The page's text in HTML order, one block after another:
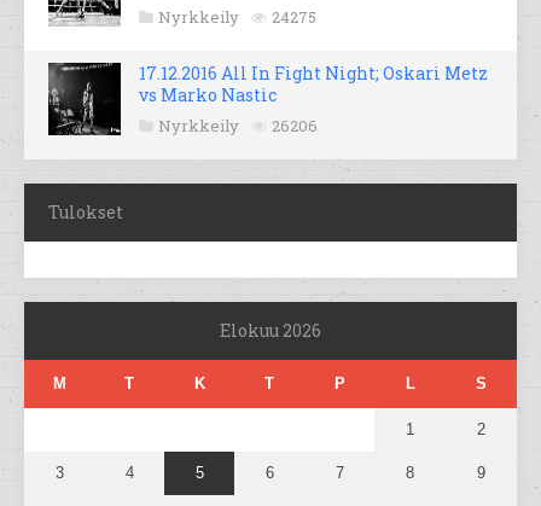
Nyrkkeily 24275
17.12.2016 All In Fight Night; Oskari Metz
vs Marko Nastic
Nyrkkeily 26206
Tulokset
Elokuu 2026
M T K T P L S
1 2
3 4 5 6 7 8 9